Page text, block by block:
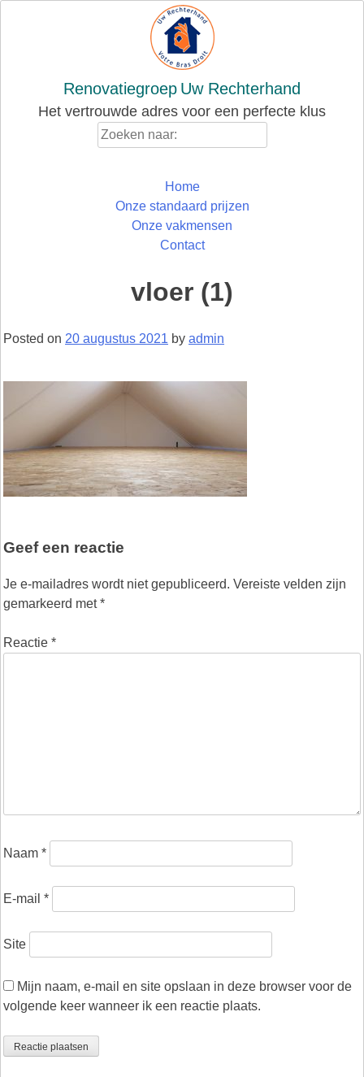
Renovatiegroep Uw Rechterhand
Het vertrouwde adres voor een perfecte klus
Home
Onze standaard prijzen
Onze vakmensen
Contact
vloer (1)
Posted on 20 augustus 2021 by admin
Geef een reactie
Je e-mailadres wordt niet gepubliceerd. Vereiste velden zijn
gemarkeerd met*
Reactie *
Naam *
E-mail *
Site
Mijn naam, e-mail en site opslaan in deze browser voor de
volgende keer wanneer ik een reactie plaats.